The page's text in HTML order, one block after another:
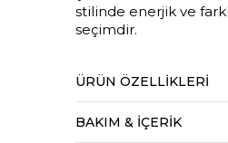
stilinde enerjik ve
seçimdir.
ÜRÜN ÖZELLIKLERI
BAKIM & İÇERİK